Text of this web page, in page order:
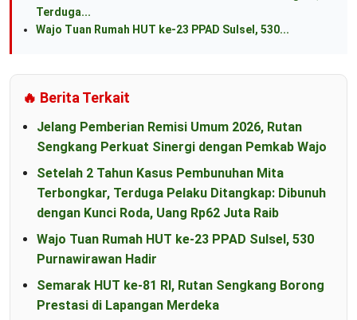
Terduga...
Wajo Tuan Rumah HUT ke-23 PPAD Sulsel, 530...
🔥 Berita Terkait
Jelang Pemberian Remisi Umum 2026, Rutan
Sengkang Perkuat Sinergi dengan Pemkab Wajo
Setelah 2 Tahun Kasus Pembunuhan Mita
Terbongkar, Terduga Pelaku Ditangkap: Dibunuh
dengan Kunci Roda, Uang Rp62 Juta Raib
Wajo Tuan Rumah HUT ke-23 PPAD Sulsel, 530
Purnawirawan Hadir
Semarak HUT ke-81 RI, Rutan Sengkang Borong
Prestasi di Lapangan Merdeka